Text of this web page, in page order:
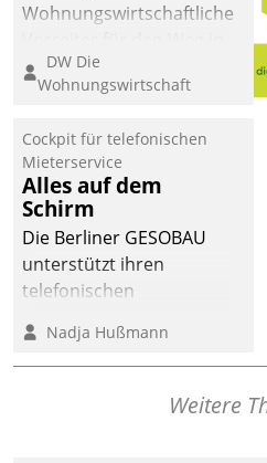
Wohnungswirtschaftliche
eine digitale Zukunft zu
finden, ist das Ziel des
der
Wohnungswirtschaft“.
Bewerben können sich
dafür ein Team
bestehend aus
Wohnungsunternehmen
und PropTech.
DW Die
Wohnungswirtschaft
Cockpit für telefonischen
Mieterservice
Alles auf dem
Schirm
Die Berliner GESOBAU
unterstützt ihren
telefonischen
digitalen Cockpit, das
situationsbezogen
passende Fragen und
Nadja Hußmann
Weitere